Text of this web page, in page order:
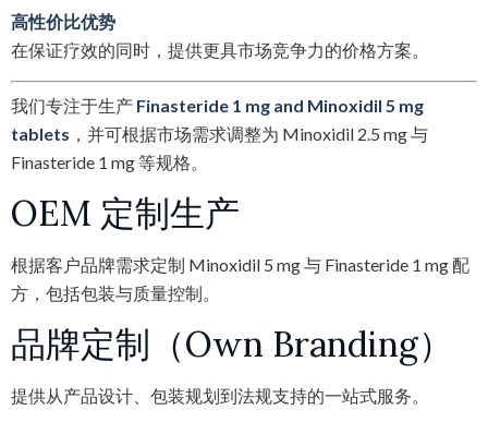
高性价比优势
在保证疗效的同时，提供更具市场竞争力的价格方案。
我们专注于生产 Finasteride 1 mg and Minoxidil 5 mg
tablets ，并可根据市场需求调整为 Minoxidil 2.5 mg 与
Finasteride 1 mg 等规格。
OEM 定制生产
根据客户品牌需求定制 Minoxidil 5 mg 与 Finasteride 1 mg 配
方，包括包装与质量控制。
品牌定制（Own Branding）
提供从产品设计、包装规划到法规支持的一站式服务。